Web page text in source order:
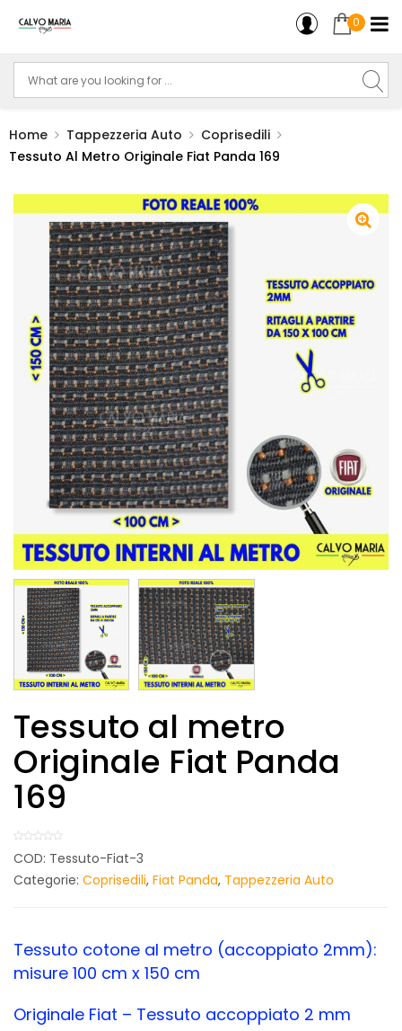
0
Home Tappezzeria Auto
Coprisedili
Tessuto Al Metro Originale Fiat Panda 169
Tessuto al metro
Originale Fiat Panda
169
COD: Tessuto-Fiat-3
Categorie: Coprisedili, Fiat Panda, Tappezzeria Auto
Tessuto cotone al metro (accoppiato 2mm):
misure 100 cm x 150 cm
Originale Fiat – Tessuto accoppiato 2 mm